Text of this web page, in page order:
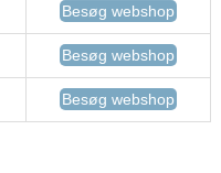
Besøg webshop
Besøg webshop
Besøg webshop